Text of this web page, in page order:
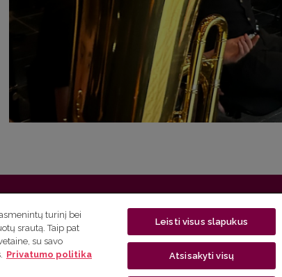
g. 5, LT-01131 Vilnius
tel. (0 5) 268 7208 | El. paštasstudijos@flf.vu.lt
klausimai) tel. (0 5) 268 7207 | El. paštasflf@flf.vu.lt
turinį bei
srautą. Taip pat
su savo
Privatumo politika
Leisti visus slapukus
Atsisakyti visų